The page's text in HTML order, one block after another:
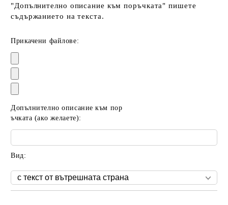
"Допълнително описание към поръчката" пишете
съдържанието на текста.
Прикачени файлове:
Допълнително описание към пор
ъчката (ако желаете):
Вид: